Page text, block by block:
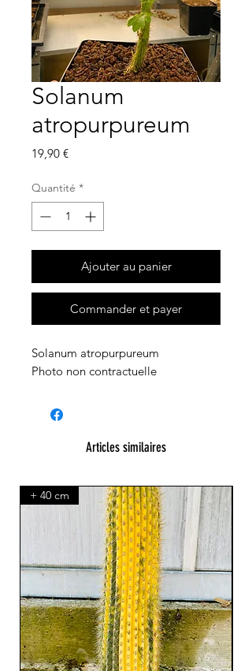
Solanum
atropurpureum
19,90 €Prix
Quantité *
Ajouter au panier
Commander et payer
Solanum atropurpureum
Photo non contractuelle
Articles similaires
+ 40 cm